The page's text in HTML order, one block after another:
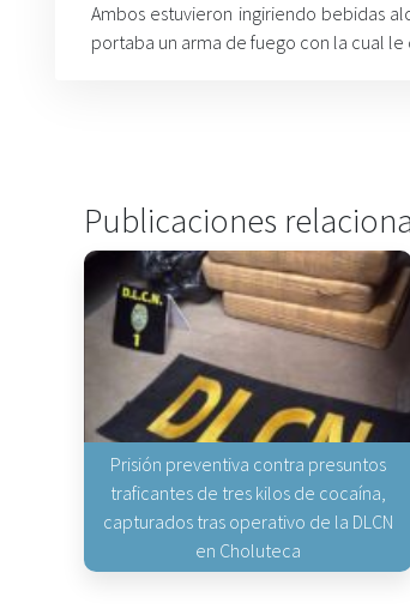
Ambos estuvieron ingiriendo bebidas
portaba un arma de fuego con la cual
Publicaciones
Prisión preventiva contra presuntos
traficantes de tres kilos de cocaína,
capturados tras operativo de la DLCN
en Choluteca